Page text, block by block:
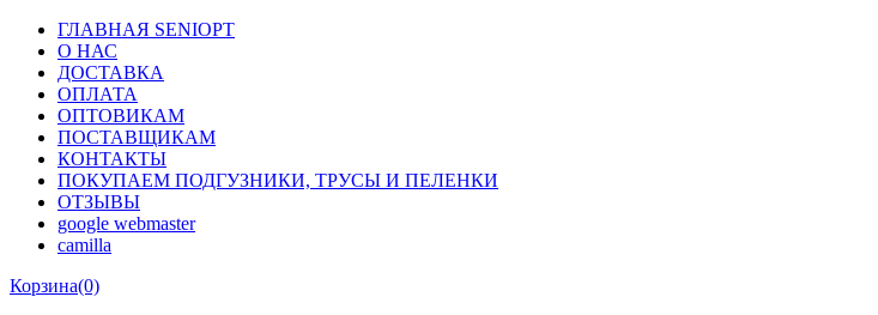
ГЛАВНАЯ SENIOPT
О НАС
ДОСТАВКА
ОПЛАТА
ОПТОВИКАМ
ПОСТАВЩИКАМ
КОНТАКТЫ
ПОКУПАЕМ ПОДГУЗНИКИ, ТРУСЫ И ПЕЛЕНКИ
ОТЗЫВЫ
google webmaster
camilla
Корзина(0)